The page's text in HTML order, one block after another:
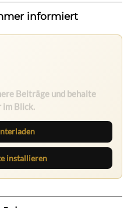
informiert
Beiträge und behalte
im Blick.
installieren